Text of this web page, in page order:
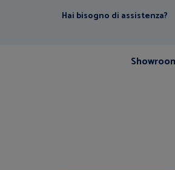
Hai bisogno di assistenza?